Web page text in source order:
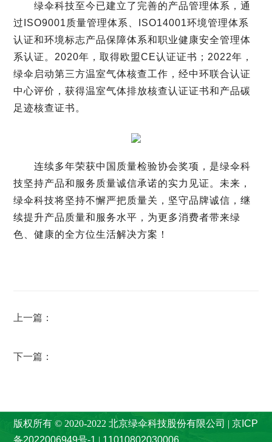
绿伞科技至今已建立了完善的产品管理体系，通
过 ISO9001 质量管理体系、 ISO14001环境管理体系
认证和环境标志产品保障体系和职业健康安全管理体
系认证。 2020年，取得欧盟CE认证证书； 2022年，
绿伞启动第三方温室气体核查工作，经中环联合认证
中心评价，获得温室气体排放核查认证证书和产品碳
足迹核查证书。
连续多年荣获中国质量检验协会奖项，是绿伞科
技坚持产品和服务质量诚信承诺的实力见证。未来，
绿伞科技将坚持不懈严把质量关，坚守品牌诚信，继
续提升产品质量和服务水平，为更多消费者带来绿
色、健康的全方位生活解决方案！
上一篇：
下一篇：
版权所有 © 2020-2022 北京绿伞科技股份有限公司 |京ICP